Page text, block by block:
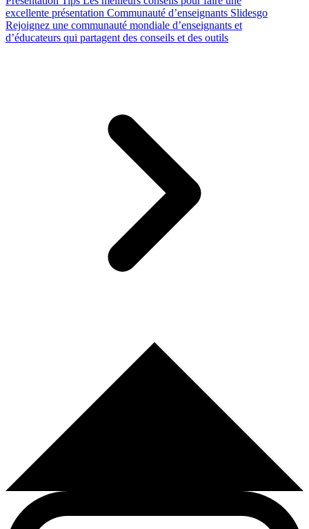
excellente présentation Communauté d’enseignants Slidesgo
Rejoignez une communauté mondiale d’enseignants et
d’éducateurs qui partagent des conseils et des outils